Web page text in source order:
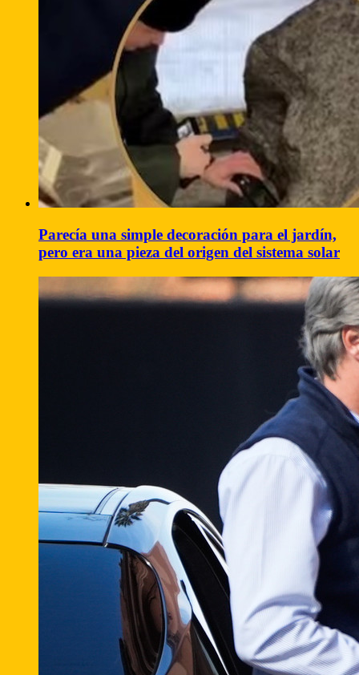
Parecía una simple decoración para el jardín,
pero era una pieza del origen del sistema solar